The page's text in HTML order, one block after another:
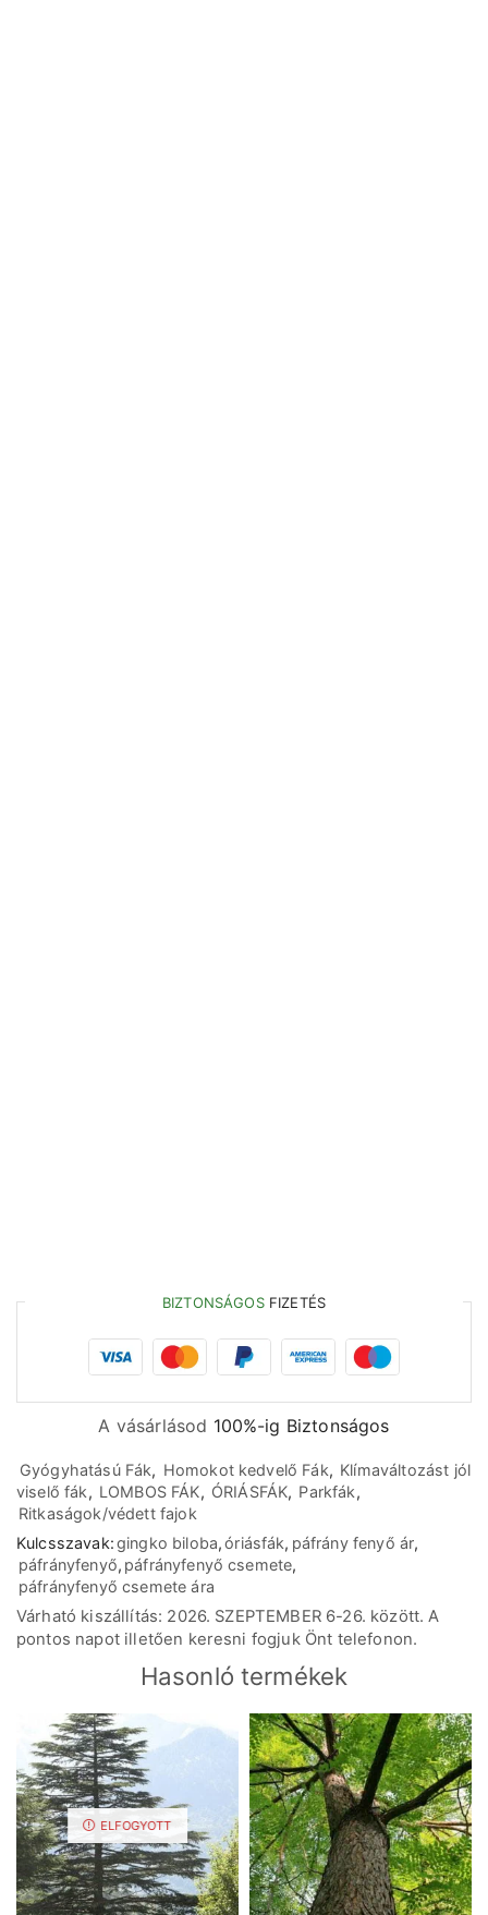
BIZTONSÁGOSFIZETÉS
A vásárlásod 100%-ig Biztonságos
Gyógyhatású Fák, Homokot kedvelő Fák, Klímaváltozást jól
viselő fák, LOMBOS FÁK, ÓRIÁSFÁK, Parkfák,
Ritkaságok/védett fajok
Kulcsszavak:gingko biloba,óriásfák, páfrány fenyő ár,
páfrányfenyő, páfrányfenyő csemete,
páfrányfenyő csemete ára
Várható kiszállítás: 2026. SZEPTEMBER 6-26. között. A
pontos napot illetően keresni fogjuk Önt telefonon.
Hasonló termékek
ELFOGYOTT